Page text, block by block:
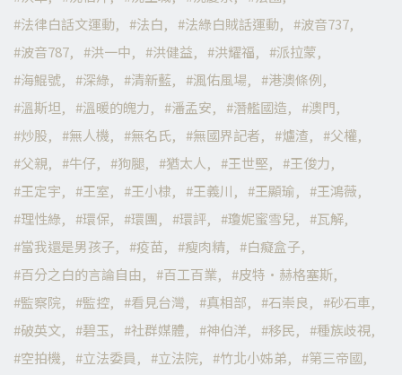
法律白話文運動
法白 法綠白賊話運動
波音737
波音787
洪一中 洪健益 洪耀福
派拉蒙
海鯤號
深綠 清新藍 渢佑風場
港澳條例
溫斯坦
溫暖的魄力 潘孟安 潛艦國造
澳門
炒股
無人機 無名氏 無國界記者 爐渣
父權
父親
牛仔 狗腿 猶太人 王世堅
王俊力
王定宇
王室 王小棣 王義川 王顯瑜
王鴻薇
理性綠
環保 環團 環評 瓊妮蜜雪兒
瓦解
當我還是男孩子
疫苗 瘦肉精
白癡盒子
百分之白的言論自由
百工百業
皮特·赫格塞斯
監察院
監控 看見台灣 真相部 石崇良
砂石車
破英文
碧玉 社群媒體 神伯洋 移民
種族歧視
空拍機
立法委員 立法院 竹北小姊弟
第三帝國